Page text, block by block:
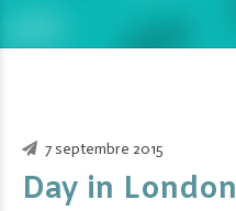
7 septembre 2015
Day in London